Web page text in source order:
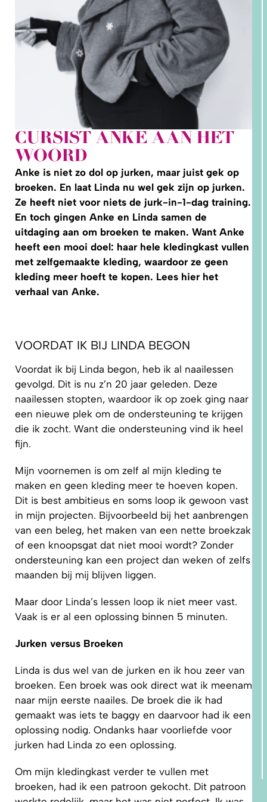
CURSIST ANKE AAN HET
WOORD
Anke is niet zo dol op jurken, maar juist gek op
broeken. En laat Linda nu wel gek zijn op jurken.
Ze heeft niet voor niets de jurk-in-1-dag training.
En toch gingen Anke en Linda samen de
uitdaging aan om broeken te maken. Want Anke
heeft een mooi doel: haar hele kledingkast vullen
met zelfgemaakte kleding, waardoor ze geen
kleding meer hoeft te kopen. Lees hier het
verhaal van Anke.
VOORDAT IK BIJ LINDA BEGON
Voordat ik bij Linda begon, heb ik al naailessen
gevolgd. Dit is nu z’n 20 jaar geleden. Deze
naailessen stopten, waardoor ik op zoek ging naar
een nieuwe plek om de ondersteuning te krijgen
die ik zocht. Want die ondersteuning vind ik heel
fijn.
Mijn voornemen is om zelf al mijn kleding te
maken en geen kleding meer te hoeven kopen.
Dit is best ambitieus en soms loop ik gewoon vast
in mijn projecten. Bijvoorbeeld bij het aanbrengen
van een beleg, het maken van een nette broekzak
of een knoopsgat dat niet mooi wordt? Zonder
ondersteuning kan een project dan weken of zelfs
maanden bij mij blijven liggen.
Maar door Linda’s lessen loop ik niet meer vast.
Vaak is er al een oplossing binnen 5 minuten.
Jurken versus Broeken
Linda is dus wel van de jurken en ik hou zeer van
broeken. Een broek was ook direct wat ik meenam
naar mijn eerste naailes. De broek die ik had
gemaakt was iets te baggy en daarvoor had ik een
oplossing nodig. Ondanks haar voorliefde voor
jurken had Linda zo een oplossing.
Om mijn kledingkast verder te vullen met
broeken, had ik een patroon gekocht. Dit patroon
OP MAAT
MAKEN?
WAAROM
PAST
NIKS
GOED?
DAT LIGT
NIET AAN
JOU!